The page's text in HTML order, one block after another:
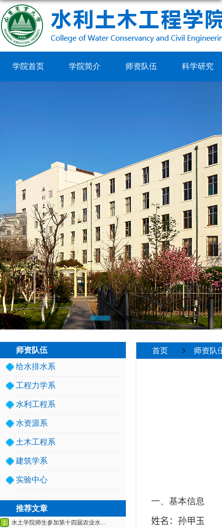
学院首页 学院简介 师资队伍 科学研究
师资队伍
给水排水系
工程力学系
水利工程系
水资源系
土木工程系
建筑学系
实验中心
推荐文章
首页 师资队
一、基本信息
姓名： 孙甲玉